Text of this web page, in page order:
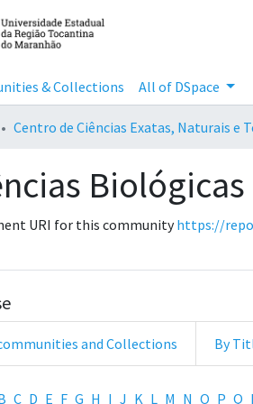
& Collections All of DSpace
Centro de Ciências Exatas, Naturais e
Biológicas
URI for this community https://
and Collections By
C D E F G H I J K L M N O P Q